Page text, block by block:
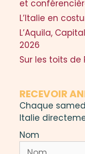
et
L’Italie en
L’Aquila,
2026
Sur les toits de
RECEVOIR
Chaque
Italie
Nom